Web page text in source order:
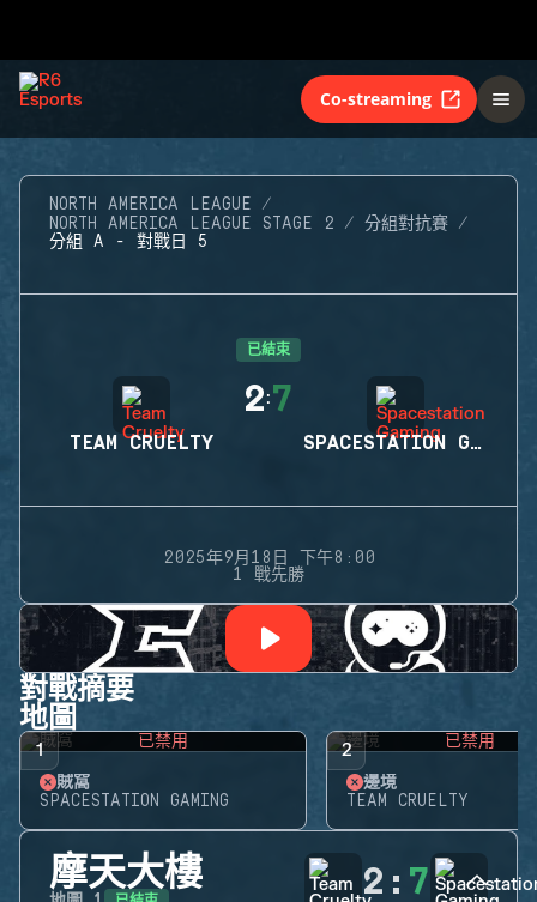
Co-streaming
NORTH AMERICA LEAGUE
NORTH AMERICA LEAGUE STAGE 2
分組對抗賽
分組 A - 對戰日 5
已結束
TEAM CRUELTY
2:7
SPACESTATION GAMING
2025年9月18日 下午8:00
1 戰先勝
對戰摘要
地圖
1 已禁用
賊窩
SPACESTATION GAMING
2 已禁用
邊境
TEAM CRUELTY
摩天大樓 2 : 7